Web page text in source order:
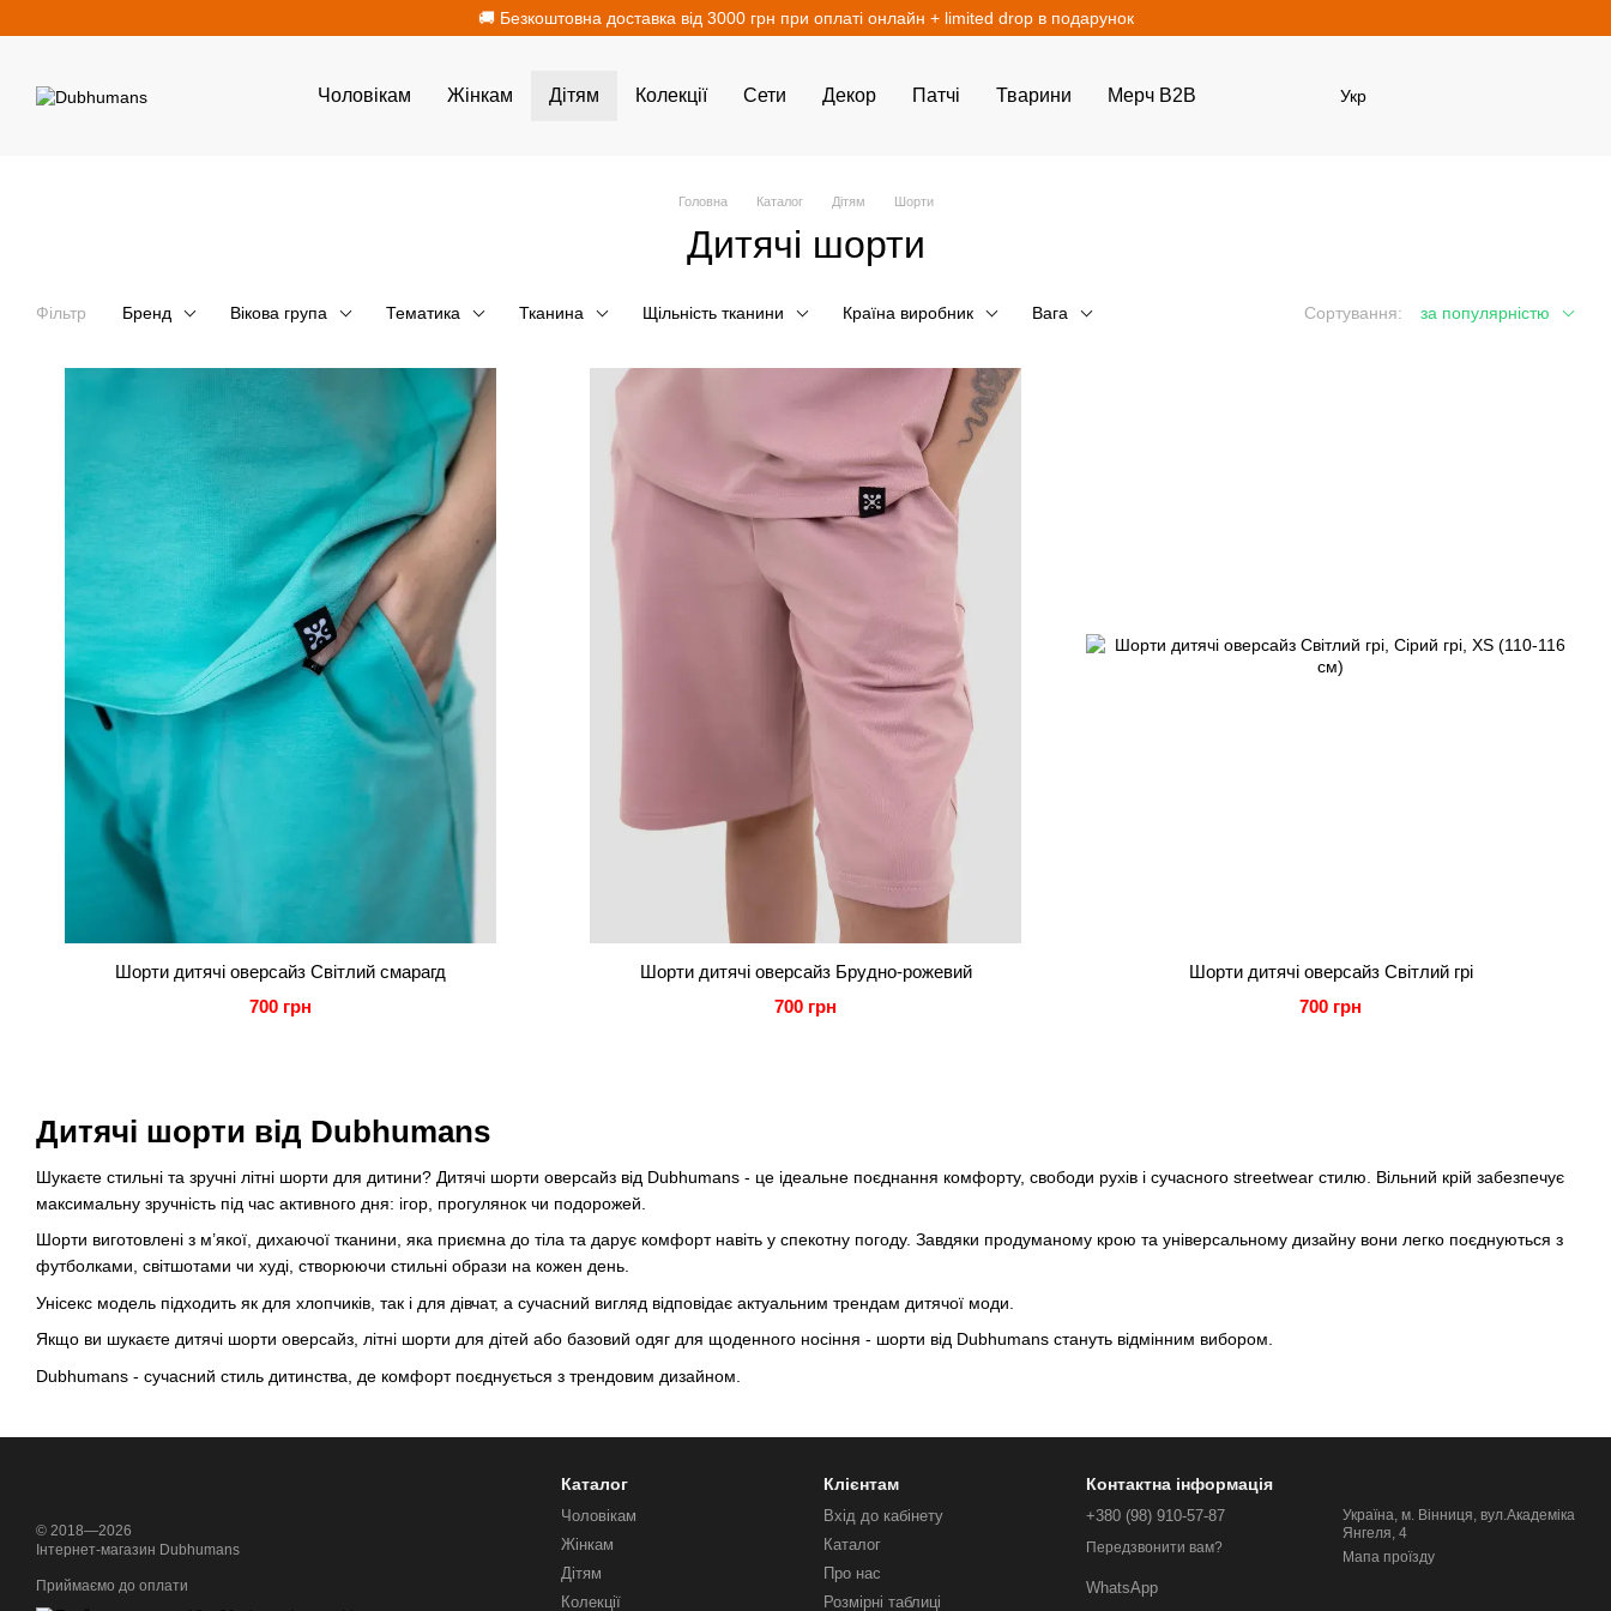
🚚 Безкоштовна доставка від 3000 грн при оплаті онлайн + limited drop в подарунок
Чоловікам Жінкам Дітям Колекції Сети Декор Патчі Тварини Мерч B2B Укр
Головна Каталог Дітям Шорти
Дитячі шорти
Фільтр Бренд Вікова група Тематика Тканина Щільність тканини Країна виробник Вага Сортування: за популярністю
Дитячі шорти від Dubhumans
Шукаєте стильні та зручні літні шорти для дитини? Дитячі шорти оверсайз від Dubhumans - це ідеальне поєднання комфорту, свободи рухів і сучасного streetwear стилю. Вільний крій забезпечує
максимальну зручність під час активного дня: ігор, прогулянок чи подорожей.
Шорти виготовлені з м’якої, дихаючої тканини, яка приємна до тіла та дарує комфорт навіть у спекотну погоду. Завдяки продуманому крою та універсальному дизайну вони легко поєднуються з
футболками, світшотами чи худі, створюючи стильні образи на кожен день.
Унісекс модель підходить як для хлопчиків, так і для дівчат, а сучасний вигляд відповідає актуальним трендам дитячої моди.
Якщо ви шукаєте дитячі шорти оверсайз, літні шорти для дітей або базовий одяг для щоденного носіння - шорти від Dubhumans стануть відмінним вибором.
Dubhumans - сучасний стиль дитинства, де комфорт поєднується з трендовим дизайном.
Шорти дитячі оверсайз Світлий смарагд
700 грн
Шорти дитячі оверсайз Брудно-рожевий
700 грн
Шорти дитячі оверсайз Світлий грі
700 грн
© 2018—2026
Інтернет-магазин Dubhumans
Приймаємо до оплати
Каталог
Чоловікам
Жінкам
Дітям
Колекції
Клієнтам
Вхід до кабінету
Каталог
Про нас
Розмірні таблиці
Контактна інформація
+380 (98) 910-57-87
Передзвонити вам?
WhatsApp
Україна, м. Вінниця, вул.Академіка
Янгеля, 4
Мапа проїзду